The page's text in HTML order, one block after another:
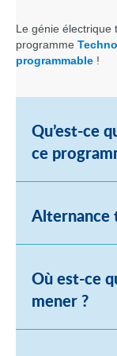
Le génie électrique
programme
programmable !
Qu’est-ce
ce
Alternance
Où est-ce
mener ?